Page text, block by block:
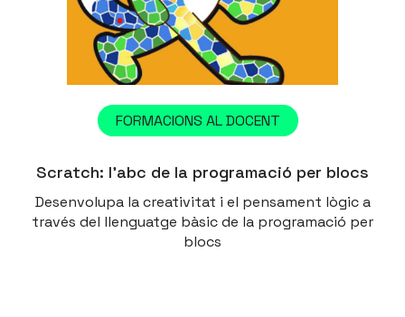
FORMACIONS AL DOCENT
Scratch: l’abc de la programació per blocs
Desenvolupa la creativitat i el pensament lògic a
través del llenguatge bàsic de la programació per
blocs